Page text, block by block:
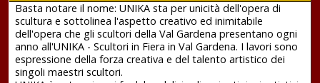
Basta notare il nome: UNIKA sta per unicità dell'opera di
scultura e sottolinea l'aspetto creativo ed inimitabile
dell'opera che gli scultori della Val Gardena presentano ogni
anno all'UNIKA - Scultori in Fiera in Val Gardena. I lavori sono
espressione della forza creativa e del talento artistico dei
singoli maestri scultori.